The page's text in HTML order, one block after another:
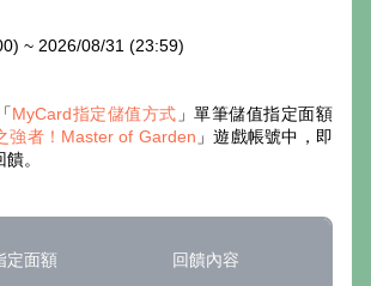
~ 2026/08/31 (23:59)
MyCard指定儲值方式 」單筆儲值指定面額
強者！Master of Garden 」遊戲帳號中，即
。
定面額 回饋內容